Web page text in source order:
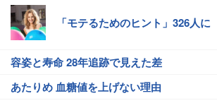
「モテるためのヒント」326人に
容姿と寿命 28年追跡で見えた差
あたりめ 血糖値を上げない理由